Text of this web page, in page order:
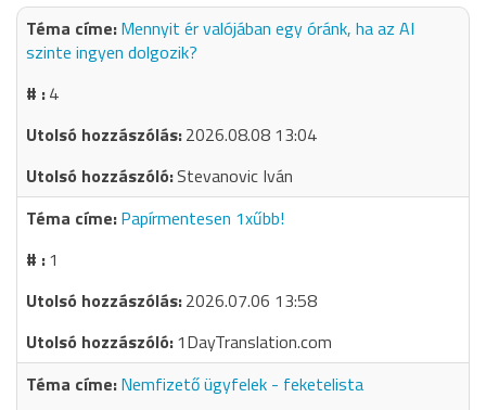
Mennyit ér valójában egy óránk, ha az AI
szinte ingyen dolgozik?
4
2026.08.08 13:04
Stevanovic Iván
Papírmentesen 1xűbb!
1
2026.07.06 13:58
1DayTranslation.com
Nemfizető ügyfelek - feketelista